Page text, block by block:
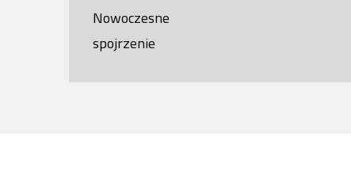
Nowoczesne
spojrzenie